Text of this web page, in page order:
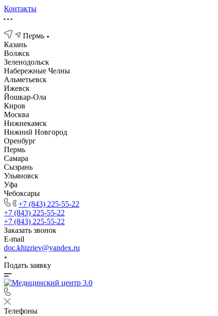
Контакты
Пермь
Казань
Волжск
Зеленодольск
Набережные Челны
Альметьевск
Ижевск
Йошкар-Ола
Киров
Москва
Нижнекамск
Нижний Новгород
Оренбург
Пермь
Самара
Сызрань
Ульяновск
Уфа
Чебоксары
+7 (843) 225-55-22
+7 (843) 225-55-22
+7 (843) 225-55-22
Заказать звонок
E-mail
doc.khizriev@yandex.ru
Подать заявку
Телефоны